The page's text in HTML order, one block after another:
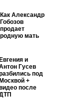
Как Александр
Гобозов
продает
родную мать
Евгения и
Гусев
под
Москвой +
после